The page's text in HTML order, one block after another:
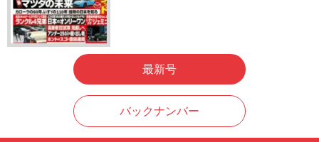
最新号
バックナンバー